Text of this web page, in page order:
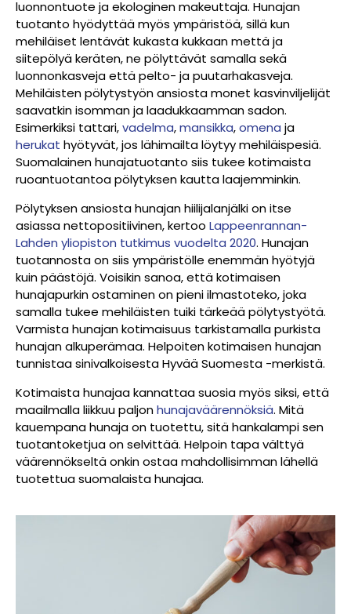
luonnontuote ja ekologinen makeuttaja. Hunajan
tuotanto hyödyttää myös ympäristöä, sillä kun
mehiläiset lentävät kukasta kukkaan mettä ja
siitepölyä keräten, ne pölyttävät samalla sekä
luonnonkasveja että pelto- ja puutarhakasveja.
Mehiläisten pölytystyön ansiosta monet kasvinviljelijät
saavatkin isomman ja laadukkaamman sadon.
Esimerkiksi tattari,vadelma,mansikka,omena ja
herukat hyötyvät, jos lähimailta löytyy mehiläispesiä.
Suomalainen hunajatuotanto siis tukee kotimaista
ruoantuotantoa pölytyksen kautta laajemminkin.
Pölytyksen ansiosta hunajan hiilijalanjälki on itse
asiassa nettopositiivinen, kertoo Lappeenrannan-
Lahden yliopiston tutkimus vuodelta 2020. Hunajan
tuotannosta on siis ympäristölle enemmän hyötyjä
kuin päästöjä. Voisikin sanoa, että kotimaisen
hunajapurkin ostaminen on pieni ilmastoteko, joka
samalla tukee mehiläisten tuiki tärkeää pölytystyötä.
Varmista hunajan kotimaisuus tarkistamalla purkista
hunajan alkuperämaa. Helpoiten kotimaisen hunajan
tunnistaa sinivalkoisesta Hyvää Suomesta -merkistä.
Kotimaista hunajaa kannattaa suosia myös siksi, että
maailmalla liikkuu paljonhunajaväärennöksiä. Mitä
kauempana hunaja on tuotettu, sitä hankalampi sen
tuotantoketjua on selvittää. Helpoin tapa välttyä
väärennökseltä onkin ostaa mahdollisimman lähellä
tuotettua suomalaista hunajaa.